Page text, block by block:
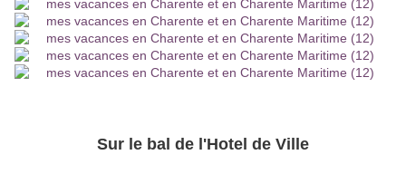
Sur le bal de l'Hotel de Ville